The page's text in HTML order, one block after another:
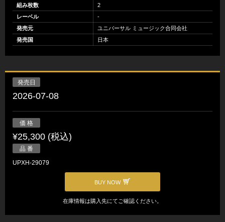
組み枚数
2
レーベル
-
発売元
ユニバーサル ミュージック合同会社
発売国
日本
発売日
2026-07-08
価 格
¥25,300 (税込)
品 番
UPXH-29079
BUY NOW
在庫情報は購入先にてご確認ください。